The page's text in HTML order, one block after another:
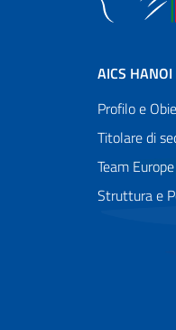
AICS HANOI
Profilo e
Titolare di
Team Europe
Struttura e